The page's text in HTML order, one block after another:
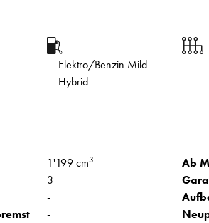
Elektro/Benzin Mild-
Hybrid
1'199 cm3
3
-
-
Ab